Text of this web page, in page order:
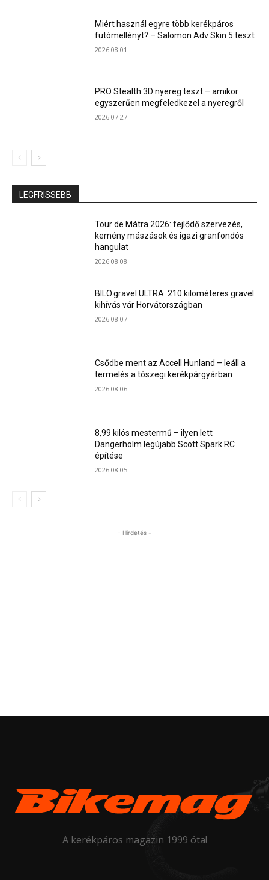
Miért használ egyre több kerékpáros
futómellényt? – Salomon Adv Skin 5 teszt
2026.08.01.
PRO Stealth 3D nyereg teszt – amikor
egyszerűen megfeledkezel a nyeregről
2026.07.27.
LEGFRISSEBB
Tour de Mátra 2026: fejlődő szervezés,
kemény mászások és igazi granfondós
hangulat
2026.08.08.
BILO.gravel ULTRA: 210 kilométeres gravel
kihívás vár Horvátországban
2026.08.07.
Csődbe ment az Accell Hunland – leáll a
termelés a tószegi kerékpárgyárban
2026.08.06.
8,99 kilós mestermű – ilyen lett
Dangerholm legújabb Scott Spark RC
építése
2026.08.05.
- Hirdetés -
A kerékpáros magazin 1999 óta!